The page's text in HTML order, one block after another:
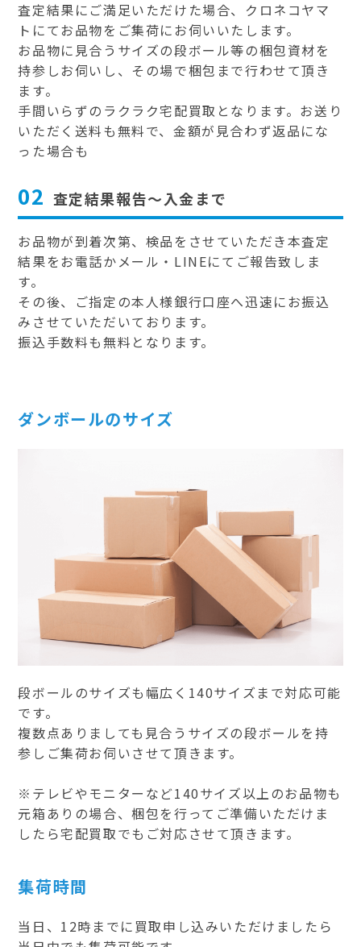
査定結果にご満足いただけた場合、クロネコヤマ
トにてお品物をご集荷にお伺いいたします。
お品物に見合うサイズの段ボール等の梱包資材を
持参しお伺いし、その場で梱包まで行わせて頂き
ます。
手間いらずのラクラク宅配買取となります。お送り
いただく送料も無料で、金額が見合わず返品にな
った場合も
02 査定結果報告～入金まで
お品物が到着次第、検品をさせていただき本査定
結果をお電話かメール・LINEにてご報告致しま
す。
その後、ご指定の本人様銀行口座へ迅速にお振込
みさせていただいております。
振込手数料も無料となります。
ダンボールのサイズ
段ボールのサイズも幅広く140サイズまで対応可能
です。
複数点ありましても見合うサイズの段ボールを持
参しご集荷お伺いさせて頂きます。
※テレビやモニターなど140サイズ以上のお品物も
元箱ありの場合、梱包を行ってご準備いただけま
したら宅配買取でもご対応させて頂きます。
集荷時間
当日、12時までに買取申し込みいただけましたら